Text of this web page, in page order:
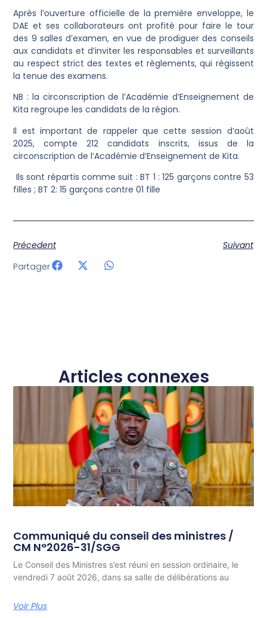
‎Après l’ouverture officielle de la première enveloppe, le
DAE et ses collaborateurs ont profité pour faire le tour
des 9 salles d’examen, en vue de prodiguer des conseils
aux candidats et d’inviter les responsables et surveillants
au respect strict des textes et règlements, qui régissent
la tenue des examens.
‎NB : la circonscription de l’Académie d’Enseignement de
Kita regroupe les candidats de la région.
‎Il est important de rappeler que cette session d’août
2025, compte 212 candidats inscrits, issus de la
circonscription de l’Académie d’Enseignement de Kita.
‎ Ils sont répartis comme suit : BT 1 : 125 garçons contre 53
filles ; BT 2: 15 garçons contre 01 fille
Précedent
Suivant
Partager
Articles connexes
Communiqué du conseil des ministres /
CM N°2026-31/SGG
Le Conseil des Ministres s’est réuni en session ordinaire, le
vendredi 7 août 2026, dans sa salle de délibérations au
Voir Plus